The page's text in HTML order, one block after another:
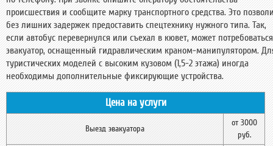
происшествия и сообщите марку транспортного средства. Это
без лишних задержек предоставить спецтехнику нужного типа. Так,
если автобус перевернулся или съехал в кювет, может потребоваться
эвакуатор, оснащенный гидравлическим краном-манипулятором.
туристических моделей с высоким кузовом (1,5-2 этажа) иногда
необходимы дополнительные фиксирующие устройства.
Цена на услуги
Выезд эвакуатора
от 3000
руб.